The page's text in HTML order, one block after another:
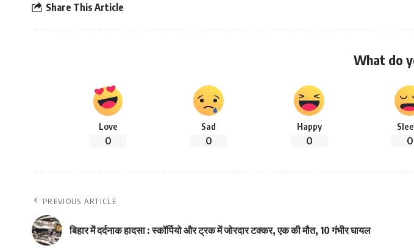
Share This Article
What do
Love
0
Sad
0
Happy
0 0
PREVIOUS ARTICLE
बिहार मेें दर्दनाक हादसा : स्कॉर्पियो और ट्रक में जोरदार टक्कर, एक की मौत, 10 गंभीर घायल